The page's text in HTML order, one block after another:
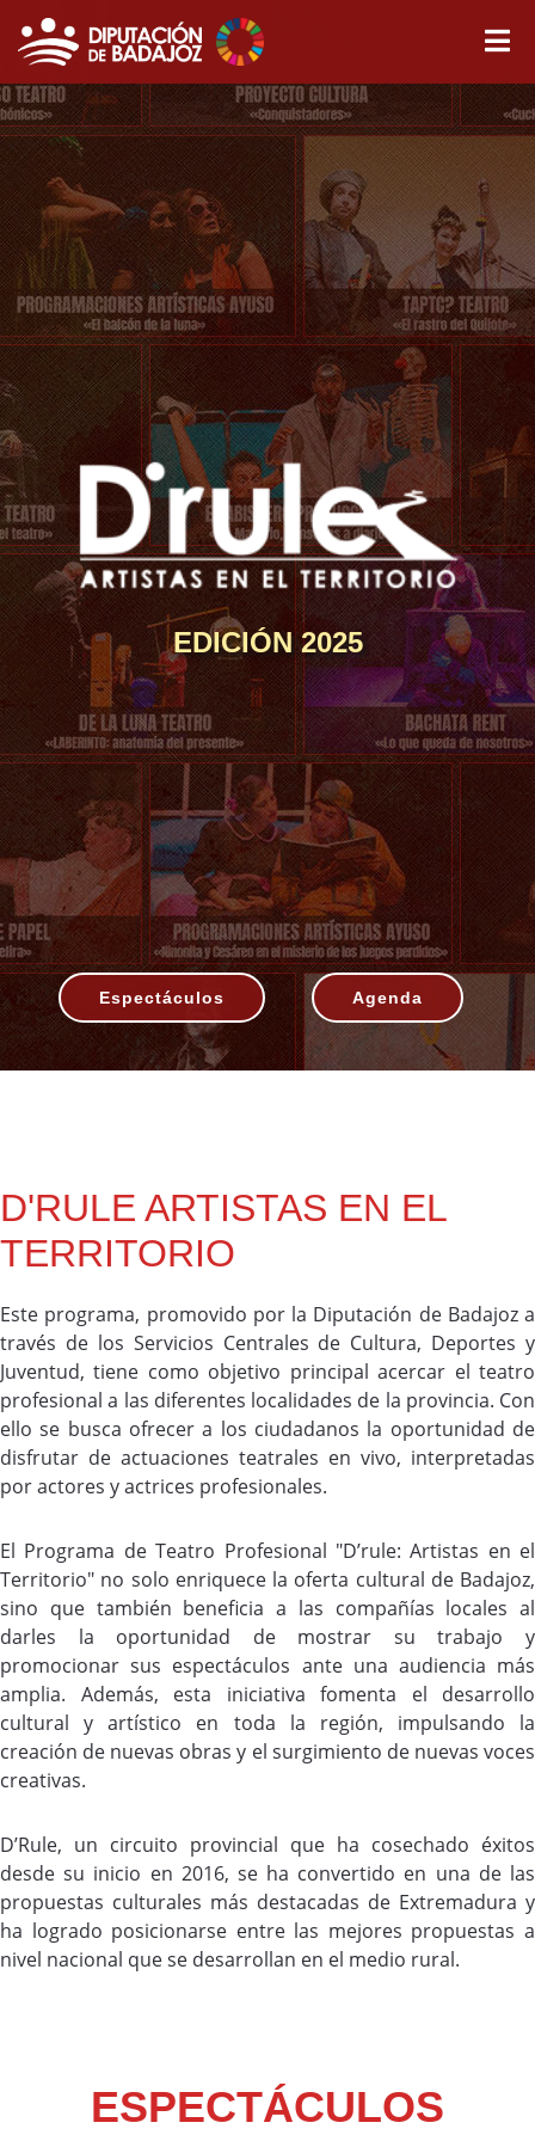
EDICIÓN 2025
Espectáculos Agenda
D'RULE ARTISTAS EN EL
TERRITORIO
Este programa, promovido por la Diputación de Badajoz a
través de los Servicios Centrales de Cultura, Deportes y
Juventud, tiene como objetivo principal acercar el teatro
profesional a las diferentes localidades de la provincia. Con
ello se busca ofrecer a los ciudadanos la oportunidad de
disfrutar de actuaciones teatrales en vivo, interpretadas
por actores y actrices profesionales.
El Programa de Teatro Profesional "D’rule: Artistas en el
Territorio" no solo enriquece la oferta cultural de Badajoz,
sino que también beneficia a las compañías locales al
darles la oportunidad de mostrar su trabajo y
promocionar sus espectáculos ante una audiencia más
amplia. Además, esta iniciativa fomenta el desarrollo
cultural y artístico en toda la región, impulsando la
creación de nuevas obras y el surgimiento de nuevas voces
creativas.
D’Rule, un circuito provincial que ha cosechado éxitos
desde su inicio en 2016, se ha convertido en una de las
propuestas culturales más destacadas de Extremadura y
ha logrado posicionarse entre las mejores propuestas a
nivel nacional que se desarrollan en el medio rural.
ESPECTÁCULOS